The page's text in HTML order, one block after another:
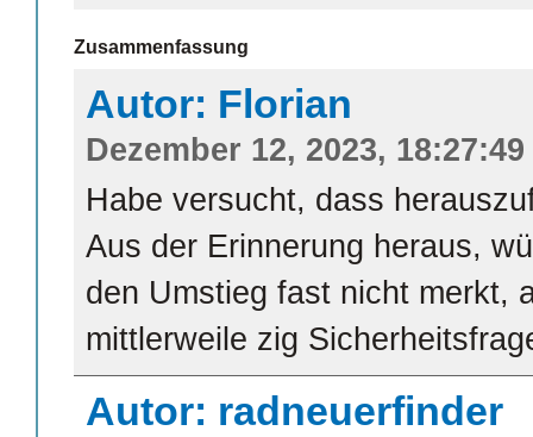
Zusammenfassung
Autor: Florian
Dezember 12, 2023, 18:27:49
Habe versucht, dass
Aus der Erinnerung heraus,
den Umstieg fast nicht merkt,
mittlerweile zig
Autor: radneuerfinder